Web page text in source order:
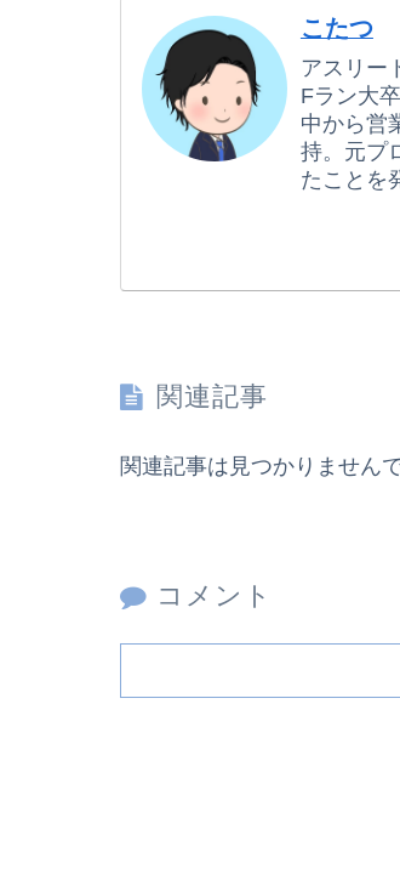
こたつ
アスリー
Fラン大
中から営
持。元プ
たことを
関連記事
関連記事は見つかりませんで
コメント